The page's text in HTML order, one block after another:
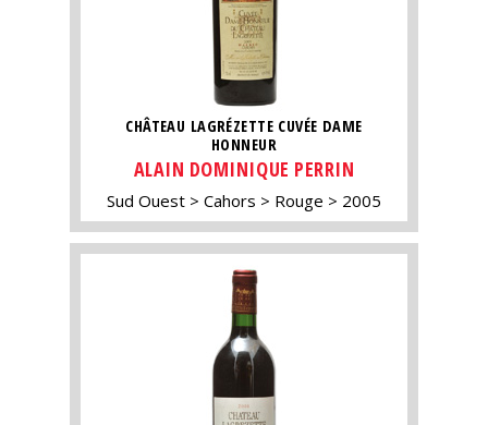
CHÂTEAU LAGRÉZETTE CUVÉE DAME
HONNEUR
ALAIN DOMINIQUE PERRIN
Sud Ouest Cahors Rouge 2005